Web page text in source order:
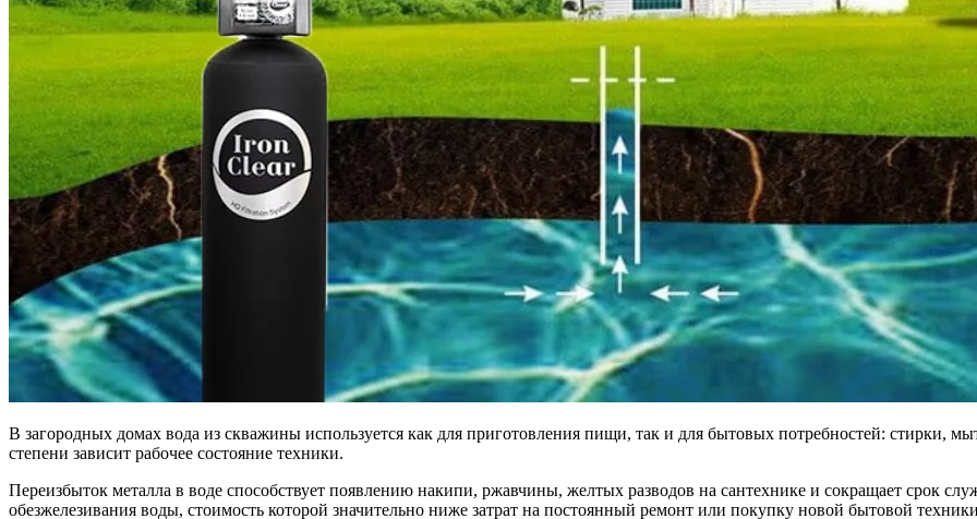
В загородных домах вода из скважины используется как для приготовления пищи, так и для бытовых потребностей: стирки,
степени зависит рабочее состояние техники.
Переизбыток металла в воде способствует появлению накипи, ржавчины, желтых разводов на сантехнике и сокращает срок
обезжелезивания воды, стоимость которой значительно ниже затрат на постоянный ремонт или покупку новой бытовой